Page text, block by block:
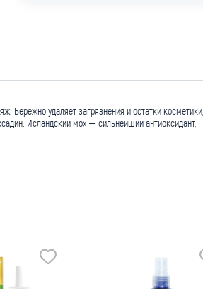
Бережно удаляет загрязнения и остатки косметики,
Исландский мох — сильнейший антиоксидант,